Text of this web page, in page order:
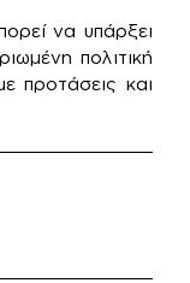
να υπάρξει
πολιτική
προτάσεις και